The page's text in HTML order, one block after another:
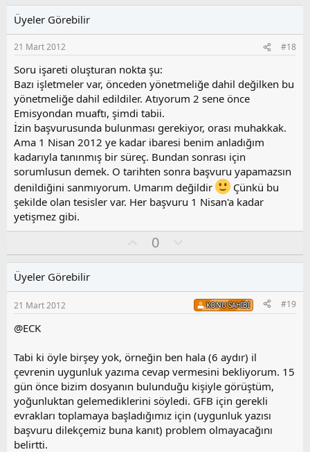
s
u
o
y
a
Üyeler Görebilir
21 Mart 2012 #18
Soru işareti oluşturan nokta şu:
Bazı işletmeler var, önceden yönetmeliğe dahil değilken bu
yönetmeliğe dahil edildiler. Atıyorum 2 sene önce
Emisyondan muaftı, şimdi tabii.
İzin başvurusunda bulunması gerekiyor, orası muhakkak.
Ama 1 Nisan 2012 ye kadar ibaresi benim anladığım
kadarıyla tanınmış bir süreç. Bundan sonrası için
sorumlusun demek. O tarihten sonra başvuru yapamazsın
denildiğini sanmıyorum. Umarım değildir
Çünkü bu
şekilde olan tesisler var. Her başvuru 1 Nisan'a kadar
yetişmez gibi.
y
0
l
s
u
y
l
a
Üyeler Görebilir
21 Mart 2012 KONU SAHIBI #19
@ECK
Tabi ki öyle birşey yok, örneğin ben hala (6 aydır) il
çevrenin uygunluk yazıma cevap vermesini bekliyorum. 15
gün önce bizim dosyanın bulunduğu kişiyle görüştüm,
yoğunluktan gelemediklerini söyledi. GFB için gerekli
evrakları toplamaya başladığımız için (uygunluk yazısı
başvuru dilekçemiz buna kanıt) problem olmayacağını
belirtti.